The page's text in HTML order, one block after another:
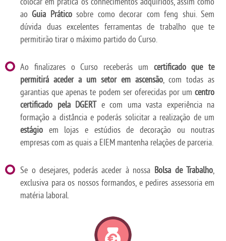
aoGuia Práticosobre como decorar com feng shui. Sem
dúvida duas excelentes ferramentas de trabalho que te
permitirão tirar o máximo partido do Curso.
Ao finalizares o Curso receberás um certificado que te
permitirá aceder a um setor em ascensão, com todas as
garantias que apenas te podem ser oferecidas por umcentro
certificado pela DGERTe com uma vasta experiência na
formação a distância e poderás solicitar a realização de um
estágio em lojas e estúdios de decoração ou noutras
empresas com as quais a EIEM mantenha relações de parceria.
Se o desejares, poderás aceder à nossa Bolsa de Trabalho,
exclusiva para os nossos formandos, e pedires assessoria em
matéria laboral.